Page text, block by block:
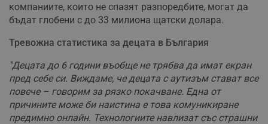
компаниите, които не спазят разпоредбите, могат да
бъдат глобени с до 33 милиона щатски долара.
Тревожна статистика за децата в България
"Децата до 6 години въобще не трябва да имат екран
пред себе си. Виждаме, че децата с аутизъм стават все
повече – говорим за рязко покачване. Една от
причините може би наистина е това комуникиране
предимно онлайн. Технологиите навлизат със страшни